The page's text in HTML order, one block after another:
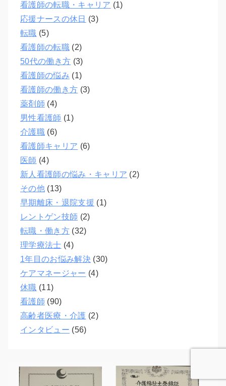
看護師の転職・キャリア (1)
応援ナースの休日 (3)
転職 (5)
看護師の転職(2)
50代の働き方 (3)
看護師の悩み (1)
看護師の働き方 (3)
薬剤師 (4)
男性看護師 (1)
介護職(6)
看護師キャリア (6)
医師 (4)
新人看護師の悩み・キャリア (2)
その他(13)
早期離床・退院支援 (1)
レントゲン技師 (2)
転職・働き方(32)
理学療法士 (4)
1年目のお悩み解決(30)
ケアマネージャー (4)
休職 (11)
看護師 (90)
高齢者医療・介護 (2)
インタビュー (56)